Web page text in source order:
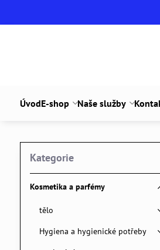
ÚvodE-shop Naše služby
Kategorie
Kosmetika a parfémy
tělo
Hygiena a hygienické potřeby